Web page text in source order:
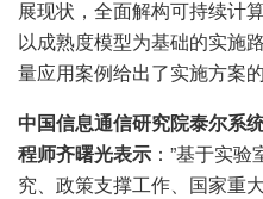
展现状，全面解构可持续计
以成熟度模型为基础的实施
量应用案例给出了实施方案
中国信息通信研究院泰尔系
程师齐曙光表示 ：”基于实
究、政策支撑工作、国家重